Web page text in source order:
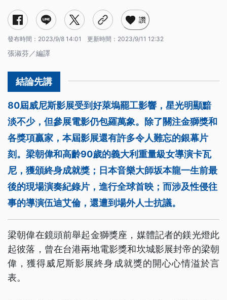
讚
發布時間： 2023/9/8 14:01 更新時間： 2023/9/11 12:32
張淑芬／編譯
80屆威尼斯影展受到好萊塢罷工影響，星光明顯黯
淡不少，但參展電影仍包羅萬象。除了關注金獅獎和
各獎項贏家，本屆影展還有許多令人難忘的銀幕片
刻。梁朝偉和高齡90歲的義大利重量級女導演卡瓦
尼，獲頒終身成就獎；日本音樂大師坂本龍一生前最
後的現場演奏紀錄片，進行全球首映；而涉及性侵往
事的導演伍迪艾倫，還遭到場外人士抗議。
梁朝偉在鏡頭前舉起金獅獎座，媒體記者的鎂光燈此
起彼落，曾在台港兩地電影獎和坎城影展封帝的梁朝
偉，獲得威尼斯影展終身成就獎的開心心情溢於言
表。